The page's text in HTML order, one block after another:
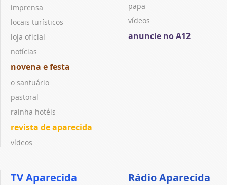
imprensa
locais turísticos
loja oficial
notícias
novena e festa
o santuário
pastoral
rainha hotéis
revista de aparecida
vídeos
papa
vídeos
anuncie no A12
TV Aparecida Rádio Aparecida